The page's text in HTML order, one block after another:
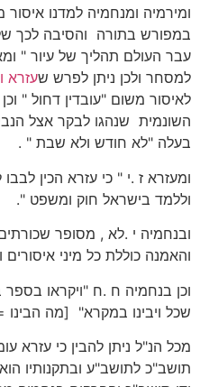
ומירמיה ומנחמיה למדנו
במפורש בתורה והסיבה לכך
עבר העולם תהליך של עיור "
למסחר ולכן ניתן לפרש שעזרא
לאיסור משום "עובדין דחול "
השונמית שנהגו לבקר אצל
בעלה "לא חודש ולא שבת " .
ומעזרא ז .י " כי עזרא הכין
וללמד בישראל חוק ומשפט ".
ובנחמיה י .לא , מסופר
והאמנה כוללת כל מיני איסורים
וכן בנחמיה ח .ח "ויקראו
שכל ויבינו במקרא" [מה
מכל הנ"ל ניתן להבין כי עזרא
תושב"כ לתושב"ע ובתקנותיו